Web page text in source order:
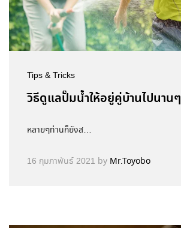
Tips & Tricks
วิธีดูแลปั๊มน้ำให้อยู่คู่บ้านไปนานๆ
หลายๆท่านก็ยังส…
16 กุมภาพันธ์ 2021 by Mr.Toyobo